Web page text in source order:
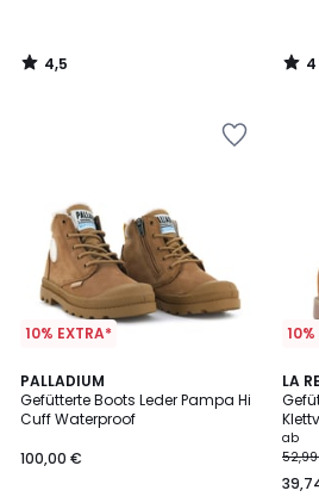
4,5
/
4
/
10% EXTRA*
PALLADIUM
Gefütterte Boots Leder Pampa Hi
Cuff Waterproof
100,00 €
LA
ab
4,3
/ 5
2